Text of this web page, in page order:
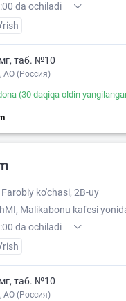
da ochiladi
XX-XX
таб. №10
АО (Россия)
(30 daqiqa oldin
ko'chasi, 2B-uy
Malikabonu kafesi
da ochiladi
XX-XX
таб. №10
АО (Россия)